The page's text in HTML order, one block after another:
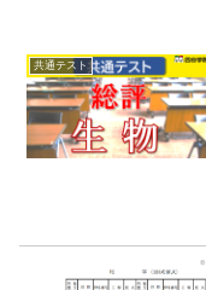
共通テスト